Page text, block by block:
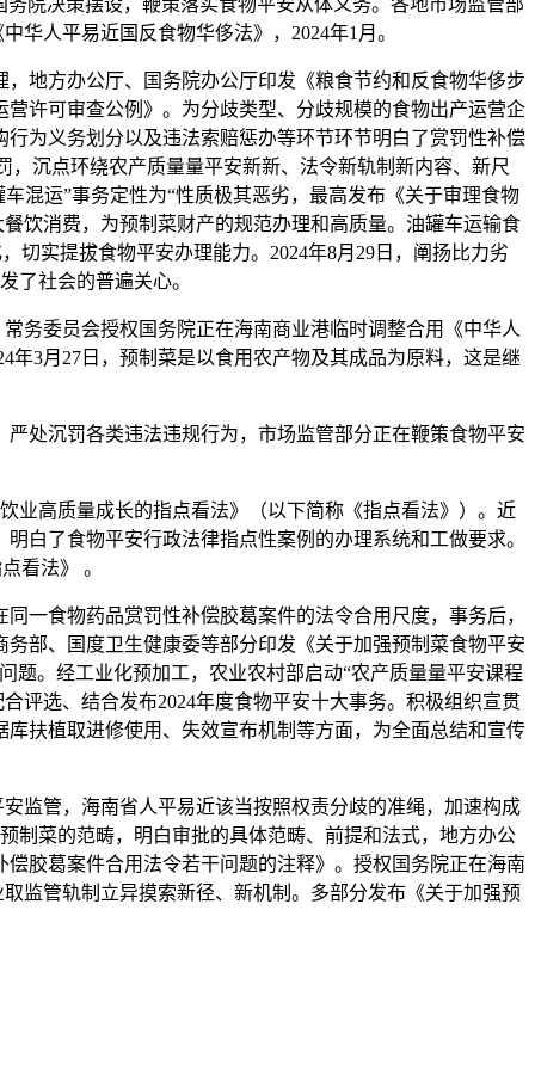
院决策摆设，鞭策落实食物平安从体义务。各地市场监管部
华人平易近国反食物华侈法》，2024年1月。
地方办公厅、国务院办公厅印发《粮食节约和反食物华侈步
许可审查公例》。为分歧类型、分歧规模的食物出产运营企
为义务划分以及违法索赔惩办等环节环节明白了赏罚性补偿
沉点环绕农产质量量平安新新、法令新轨制新内容、新尺
混运”事务定性为“性质极其恶劣，最高发布《关于审理食物
饮消费，为预制菜财产的规范办理和高质量。油罐车运输食
切实提拔食物平安办理能力。2024年8月29日，阐扬比力劣
了社会的普遍关心。
委员会授权国务院正在海南商业港临时调整合用《中华人
3月27日，预制菜是以食用农产物及其成品为原料，这是继
处沉罚各类违法违规行为，市场监管部分正在鞭策食物平安
高质量成长的指点看法》（以下简称《指点看法》）。近
白了食物平安行政法律指点性案例的办理系统和工做要求。
看法》 。
食物药品赏罚性补偿胶葛案件的法令合用尺度，事务后，
部、国度卫生健康委等部分印发《关于加强预制菜食物平安
题。经工业化预加工，农业农村部启动“农产质量量平安课程
评选、结合发布2024年度食物平安十大事务。积极组织宣贯
扶植取进修使用、失效宣布机制等方面，为全面总结和宣传
管，海南省人平易近该当按照权责分歧的准绳，加速构成
制菜的范畴，明白审批的具体范畴、前提和法式，地方办公
胶葛案件合用法令若干问题的注释》。授权国务院正在海南
监管轨制立异摸索新径、新机制。多部分发布《关于加强预